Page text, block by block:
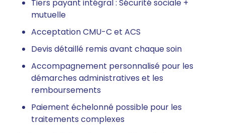
Tiers payant intégral : Sécurité sociale +
mutuelle
Acceptation CMU-C et ACS
Devis détaillé remis avant chaque soin
Accompagnement personnalisé pour les
démarches administratives et les
remboursements
Paiement échelonné possible pour les
traitements complexes